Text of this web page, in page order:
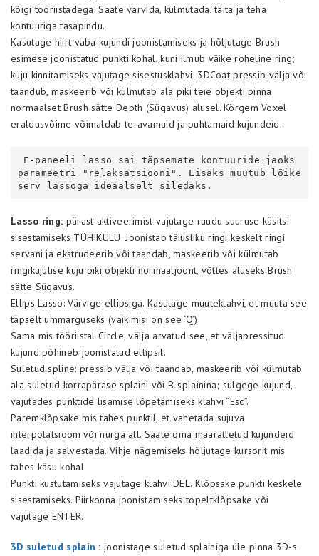
kõigi tööriistadega. Saate värvida, külmutada, täita ja teha
kontuuriga tasapindu.
Kasutage hiirt vaba kujundi joonistamiseks ja hõljutage Brush
esimese joonistatud punkti kohal, kuni ilmub väike roheline ring;
kuju kinnitamiseks vajutage sisestusklahvi. 3DCoat pressib välja või
taandub, maskeerib või külmutab ala piki teie objekti pinna
normaalset Brush sätte Depth (Sügavus) alusel. Kõrgem Voxel
eraldusvõime võimaldab teravamaid ja puhtamaid kujundeid.
parameetri "relaksatsiooni". Lisaks muutub lõike
serv lassoga ideaalselt siledaks.
Lasso ring: pärast aktiveerimist vajutage ruudu suuruse käsitsi
sisestamiseks TÜHIKULU. Joonistab täiusliku ringi keskelt ringi
servani ja ekstrudeerib või taandab, maskeerib või külmutab
ringikujulise kuju piki objekti normaaljoont, võttes aluseks Brush
sätte Sügavus.
Ellips Lasso: Värvige ellipsiga. Kasutage muuteklahvi, et muuta see
täpselt ümmarguseks (vaikimisi on see ‘Q’).
Sama mis tööriistal Circle, välja arvatud see, et väljapressitud
kujund põhineb joonistatud ellipsil.
Suletud spline: pressib välja või taandab, maskeerib või külmutab
ala suletud korrapärase splaini või B-splainina; sulgege kujund,
vajutades punktide lisamise lõpetamiseks klahvi “Esc”.
Paremklõpsake mis tahes punktil, et vahetada sujuva
interpolatsiooni või nurga all. Saate oma määratletud kujundeid
laadida ja salvestada. Vihje nägemiseks hõljutage kursorit mis
tahes käsu kohal.
Punkti kustutamiseks vajutage klahvi DEL. Klõpsake punkti keskele
sisestamiseks. Piirkonna joonistamiseks topeltklõpsake või
vajutage ENTER.
3D suletud splain : joonistage suletud splainiga üle pinna 3D-s.